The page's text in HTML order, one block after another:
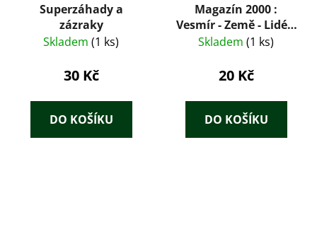
Superzáhady a
zázraky
Skladem (1 ks)
30 Kč
DO KOŠÍKU
Magazín 2000 :
Vesmír - Země - Lidé 5
/ 95
Skladem (1 ks)
20 Kč
DO KOŠÍKU